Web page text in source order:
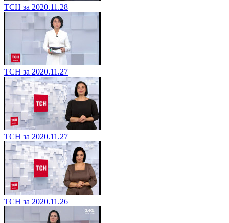
ТСН за 2020.11.28
ТСН за 2020.11.27
ТСН за 2020.11.27
ТСН за 2020.11.26